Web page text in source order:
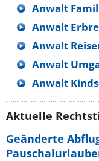
Anwalt
Anwalt
Anwalt
Anwalt
Anwalt
Aktuelle
Geänderte